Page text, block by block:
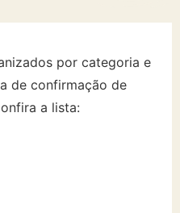
por categoria e
de confirmação de
a lista: